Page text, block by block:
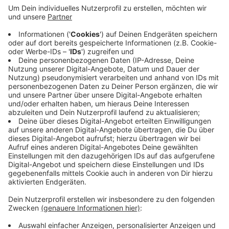
und Bürger Wunschzettel vom Wunschbaum der
fantasievoll verpackten Geschenke, teilweise
versehen mit Weihnachtskarten und Süßigkeiten,
wurden dann am 21. Dezember 2023 an die
glücklichen Familien ausgegeben. Die weiterhin
große Spendenbereitschaft ermöglichte es, 176
Kindern und Familien eine Freude zu bereiten.
Veröffentlicht:Donnerstag, 11.01.2024 06:04
Anzeige
Anzeige